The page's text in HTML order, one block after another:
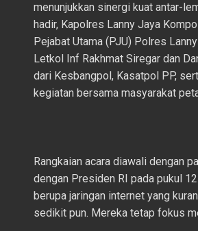
menunjukkan sinergi kuat antar-
hadir, Kapolres Lanny Jaya
Pejabat Utama (PJU) Polres
Letkol Inf Rakhmat Siregar dan
dari Kesbangpol, Kasatpol PP,
kegiatan bersama masyarakat
Rangkaian acara diawali dengan
dengan Presiden RI pada pukul
berupa jaringan internet yang
sedikit pun. Mereka tetap fokus